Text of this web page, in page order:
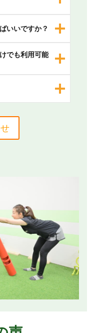
いいですか？
でも利用可能